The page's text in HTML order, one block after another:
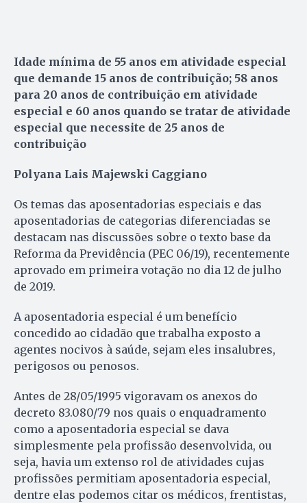
Idade mínima de 55 anos em atividade especial
que demande 15 anos de contribuição; 58 anos
para 20 anos de contribuição em atividade
especial e 60 anos quando se tratar de atividade
especial que necessite de 25 anos de
contribuição
Polyana Lais Majewski Caggiano
Os temas das aposentadorias especiais e das
aposentadorias de categorias diferenciadas se
destacam nas discussões sobre o texto base da
Reforma da Previdência (PEC 06/19), recentemente
aprovado em primeira votação no dia 12 de julho
de 2019.
A aposentadoria especial é um benefício
concedido ao cidadão que trabalha exposto a
agentes nocivos à saúde, sejam eles insalubres,
perigosos ou penosos.
Antes de 28/05/1995 vigoravam os anexos do
decreto 83.080/79 nos quais o enquadramento
como a aposentadoria especial se dava
simplesmente pela profissão desenvolvida, ou
seja, havia um extenso rol de atividades cujas
profissões permitiam aposentadoria especial,
dentre elas podemos citar os médicos, frentistas,